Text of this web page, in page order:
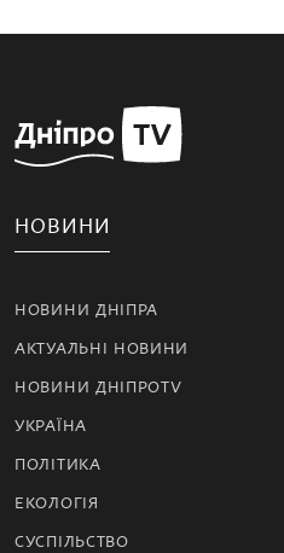
НОВИНИ
НОВИНИ ДНІПРА
АКТУАЛЬНІ НОВИНИ
НОВИНИ ДНІПРОTV
УКРАЇНА
ПОЛІТИКА
ЕКОЛОГІЯ
СУСПІЛЬСТВО